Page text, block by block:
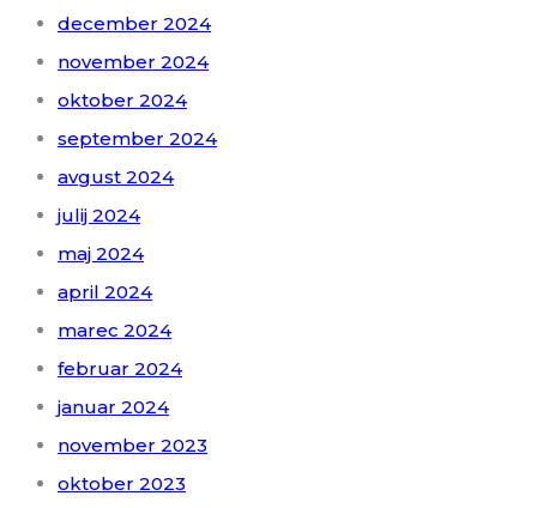
december 2024
november 2024
oktober 2024
september 2024
avgust 2024
julij 2024
maj 2024
april 2024
marec 2024
februar 2024
januar 2024
november 2023
oktober 2023